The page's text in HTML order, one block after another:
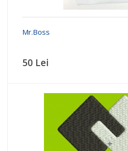
Mr.Boss
50 Lei